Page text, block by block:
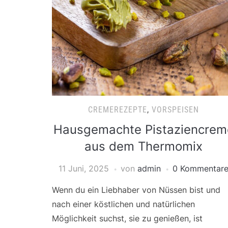
CREMEREZEPTE, VORSPEISEN
Hausgemachte
aus dem Thermomix
11 Juni, 2025 von admin 0 Kommentare
Wenn du ein Liebhaber von Nüssen bist und
nach einer köstlichen und natürlichen
Möglichkeit suchst, sie zu genießen, ist